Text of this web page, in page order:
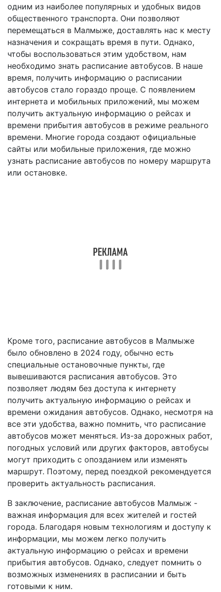
одним из наиболее популярных и удобных видов
общественного транспорта. Они позволяют
перемещаться в Малмыже, доставлять нас к месту
назначения и сокращать время в пути. Однако,
чтобы воспользоваться этим удобством, нам
необходимо знать расписание автобусов. В наше
время, получить информацию о расписании
автобусов стало гораздо проще. С появлением
интернета и мобильных приложений, мы можем
получить актуальную информацию о рейсах и
времени прибытия автобусов в режиме реального
времени. Многие города создают официальные
сайты или мобильные приложения, где можно
узнать расписание автобусов по номеру маршрута
или остановке.
Кроме того, расписание автобусов в Малмыже
было обновлено в 2024 году, обычно есть
специальные остановочные пункты, где
вывешиваются расписания автобусов. Это
позволяет людям без доступа к интернету
получить актуальную информацию о рейсах и
времени ожидания автобусов. Однако, несмотря на
все эти удобства, важно помнить, что расписание
автобусов может меняться. Из-за дорожных работ,
погодных условий или других факторов, автобусы
могут приходить с опозданием или изменять
маршрут. Поэтому, перед поездкой рекомендуется
проверить актуальность расписания.
В заключение, расписание автобусов Малмыж -
важная информация для всех жителей и гостей
города. Благодаря новым технологиям и доступу к
информации, мы можем легко получить
актуальную информацию о рейсах и времени
прибытия автобусов. Однако, следует помнить о
возможных изменениях в расписании и быть
готовыми к ним.